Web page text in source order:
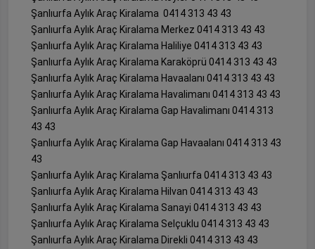
Şanlıurfa Aylık Araç Kiralama 0414 313 43 43
Şanlıurfa Aylık Araç Kiralama Merkez 0414 313 43 43
Şanlıurfa Aylık Araç Kiralama Haliliye 0414 313 43 43
Şanlıurfa Aylık Araç Kiralama Karaköprü 0414 313 43 43
Şanlıurfa Aylık Araç Kiralama Havaalanı 0414 313 43 43
Şanlıurfa Aylık Araç Kiralama Havalimanı 0414 313 43 43
Şanlıurfa Aylık Araç Kiralama Gap Havalimanı 0414 313
43 43
Şanlıurfa Aylık Araç Kiralama Gap Havaalanı 0414 313 43
43
Şanlıurfa Aylık Araç Kiralama Şanlıurfa 0414 313 43 43
Şanlıurfa Aylık Araç Kiralama Hilvan 0414 313 43 43
Şanlıurfa Aylık Araç Kiralama Sanayi 0414 313 43 43
Şanlıurfa Aylık Araç Kiralama Selçuklu 0414 313 43 43
Şanlıurfa Aylık Araç Kiralama Direkli 0414 313 43 43